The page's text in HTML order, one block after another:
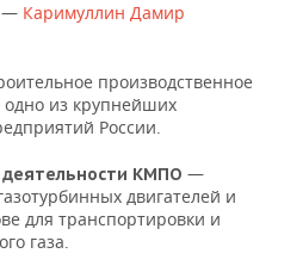
— Каримуллин Дамир
производственное
из крупнейших
России.
КМПО —
двигателей и
для транспортировки и
газа.